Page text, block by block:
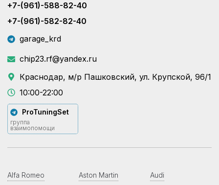
+7-(961)-588-82-40
+7-(961)-582-82-40
garage_krd
chip23.rf@yandex.ru
Краснодар, м/р Пашковский, ул. Крупской, 96/1
10:00-22:00
ProTuningSet
группа
взаимопомощи
Alfa Romeo Aston Martin Audi